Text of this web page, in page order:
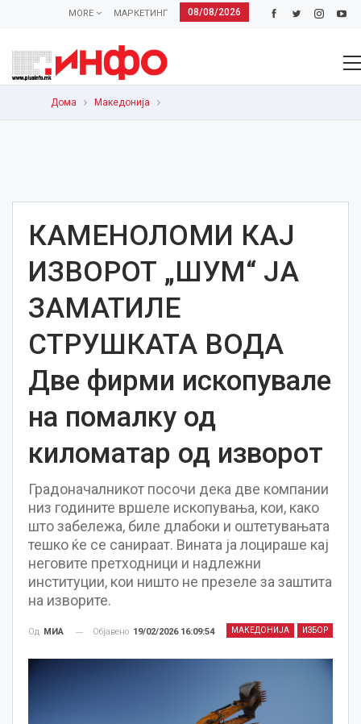
08/08/2026
МАРКЕТИНГ
MORE
Дома Македонија
КАМЕНОЛОМИ КАЈ
ИЗВОРОТ „ШУМ“ ЈА
ЗАМАТИЛЕ
СТРУШКАТА ВОДА
Две фирми ископувале
на помалку од
киломатар од изворот
Градоначалникот посочи дека две компании
низ годините вршеле ископувања, кои, како
што забележа, биле длабоки и оштетувањата
тешко ќе се санираат. Вината ја лоцираше кај
неговите претходници и надлежни
институции, кои ништо не презеле за заштита
на изворите.
МАКЕДОНИЈА ИЗБОР
Од МИА Објавено 19/02/2026 16:09:54